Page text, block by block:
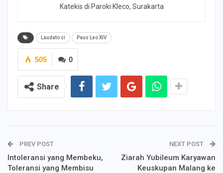
Katekis di Paroki Kleco, Surakarta
Laudato si Paus Leo XIV
0
505
Share
PREV POST
Intoleransi yang Membeku,
Toleransi yang Membisu
NEXT POST
Ziarah Yubileum Karyawan
Keuskupan Malang ke